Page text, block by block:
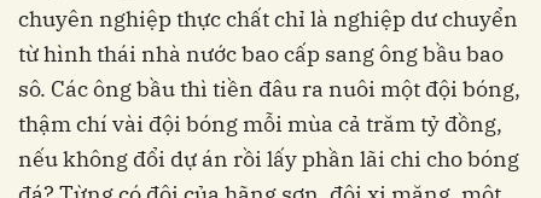
chuyên nghiệp thực chất chỉ là nghiệp dư chuyển
từ hình thái nhà nước bao cấp sang ông bầu bao
sô. Các ông bầu thì tiền đâu ra nuôi một đội bóng,
thậm chí vài đội bóng mỗi mùa cả trăm tỷ đồng,
nếu không đổi dự án rồi lấy phần lãi chi cho bóng